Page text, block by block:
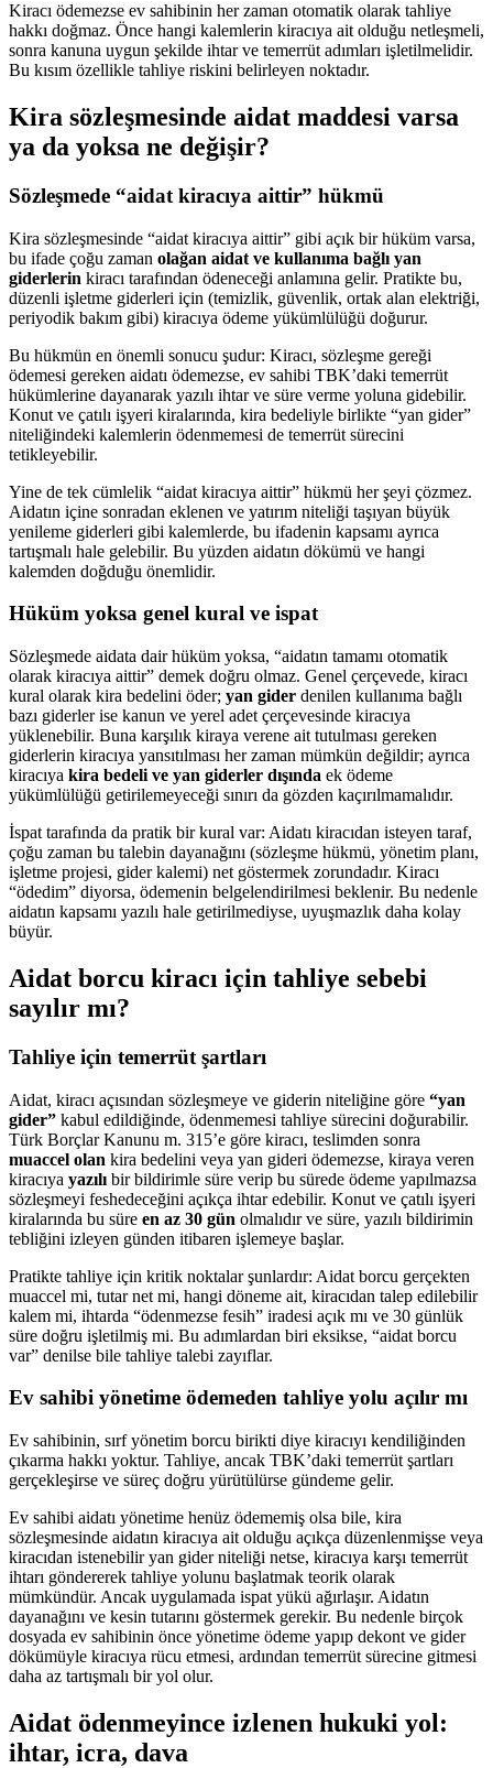
Kiracı ödemezse ev sahibinin her zaman otomatik olarak tahliye
hakkı doğmaz. Önce hangi kalemlerin kiracıya ait olduğu netleşmeli,
sonra kanuna uygun şekilde ihtar ve temerrüt adımları işletilmelidir.
Bu kısım özellikle tahliye riskini belirleyen noktadır.
Kira sözleşmesinde aidat maddesi varsa
ya da yoksa ne değişir?
Sözleşmede “aidat kiracıya aittir” hükmü
Kira sözleşmesinde “aidat kiracıya aittir” gibi açık bir hüküm varsa,
bu ifade çoğu zaman olağan aidat ve kullanıma bağlı yan
giderlerin kiracı tarafından ödeneceği anlamına gelir. Pratikte bu,
düzenli işletme giderleri için (temizlik, güvenlik, ortak alan elektriği,
periyodik bakım gibi) kiracıya ödeme yükümlülüğü doğurur.
Bu hükmün en önemli sonucu şudur: Kiracı, sözleşme gereği
ödemesi gereken aidatı ödemezse, ev sahibi TBK’daki temerrüt
hükümlerine dayanarak yazılı ihtar ve süre verme yoluna gidebilir.
Konut ve çatılı işyeri kiralarında, kira bedeliyle birlikte “yan gider”
niteliğindeki kalemlerin ödenmemesi de temerrüt sürecini
tetikleyebilir.
Yine de tek cümlelik “aidat kiracıya aittir” hükmü her şeyi çözmez.
Aidatın içine sonradan eklenen ve yatırım niteliği taşıyan büyük
yenileme giderleri gibi kalemlerde, bu ifadenin kapsamı ayrıca
tartışmalı hale gelebilir. Bu yüzden aidatın dökümü ve hangi
kalemden doğduğu önemlidir.
Hüküm yoksa genel kural ve ispat
Sözleşmede aidata dair hüküm yoksa, “aidatın tamamı otomatik
olarak kiracıya aittir” demek doğru olmaz. Genel çerçevede, kiracı
kural olarak kira bedelini öder; yan gider denilen kullanıma bağlı
bazı giderler ise kanun ve yerel adet çerçevesinde kiracıya
yüklenebilir. Buna karşılık kiraya verene ait tutulması gereken
giderlerin kiracıya yansıtılması her zaman mümkün değildir; ayrıca
kiracıya kira bedeli ve yan giderler dışında ek ödeme
yükümlülüğü getirilemeyeceği sınırı da gözden kaçırılmamalıdır.
İspat tarafında da pratik bir kural var: Aidatı kiracıdan isteyen taraf,
çoğu zaman bu talebin dayanağını (sözleşme hükmü, yönetim planı,
işletme projesi, gider kalemi) net göstermek zorundadır. Kiracı
“ödedim” diyorsa, ödemenin belgelendirilmesi beklenir. Bu nedenle
aidatın kapsamı yazılı hale getirilmediyse, uyuşmazlık daha kolay
büyür.
Aidat borcu kiracı için tahliye sebebi
sayılır mı?
Tahliye için temerrüt şartları
Aidat, kiracı açısından sözleşmeye ve giderin niteliğine göre “yan
gider” kabul edildiğinde, ödenmemesi tahliye sürecini doğurabilir.
Türk Borçlar Kanunu m. 315’e göre kiracı, teslimden sonra
muaccel olan kira bedelini veya yan gideri ödemezse, kiraya veren
kiracıya yazılı bir bildirimle süre verip bu sürede ödeme yapılmazsa
sözleşmeyi feshedeceğini açıkça ihtar edebilir. Konut ve çatılı işyeri
kiralarında bu süre en az 30 gün olmalıdır ve süre, yazılı bildirimin
tebliğini izleyen günden itibaren işlemeye başlar.
Pratikte tahliye için kritik noktalar şunlardır: Aidat borcu gerçekten
muaccel mi, tutar net mi, hangi döneme ait, kiracıdan talep edilebilir
kalem mi, ihtarda “ödenmezse fesih” iradesi açık mı ve 30 günlük
süre doğru işletilmiş mi. Bu adımlardan biri eksikse, “aidat borcu
var” denilse bile tahliye talebi zayıflar.
Ev sahibi yönetime ödemeden tahliye yolu açılır mı
Ev sahibinin, sırf yönetim borcu birikti diye kiracıyı kendiliğinden
çıkarma hakkı yoktur. Tahliye, ancak TBK’daki temerrüt şartları
gerçekleşirse ve süreç doğru yürütülürse gündeme gelir.
Ev sahibi aidatı yönetime henüz ödememiş olsa bile, kira
sözleşmesinde aidatın kiracıya ait olduğu açıkça düzenlenmişse veya
kiracıdan istenebilir yan gider niteliği netse, kiracıya karşı temerrüt
ihtarı göndererek tahliye yolunu başlatmak teorik olarak
mümkündür. Ancak uygulamada ispat yükü ağırlaşır. Aidatın
dayanağını ve kesin tutarını göstermek gerekir. Bu nedenle birçok
dosyada ev sahibinin önce yönetime ödeme yapıp dekont ve gider
dökümüyle kiracıya rücu etmesi, ardından temerrüt sürecine gitmesi
daha az tartışmalı bir yol olur.
Aidat ödenmeyince izlenen hukuki yol:
ihtar, icra, dava